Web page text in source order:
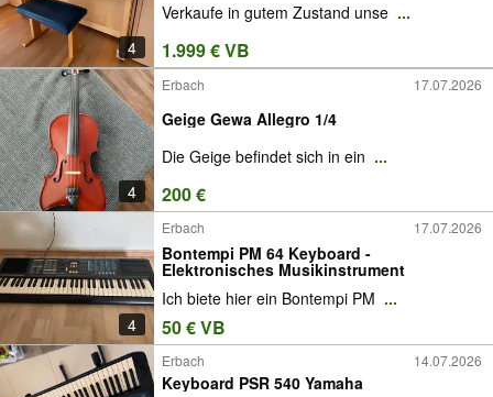
4
Verkaufe in gutem Zustand unse ...
1.999 € VB
4
Erbach 17.07.2026
Geige Gewa Allegro 1/4
Die Geige befindet sich in ein ...
200 €
4
Erbach 17.07.2026
Bontempi PM 64 Keyboard -
Elektronisches Musikinstrument
Ich biete hier ein Bontempi PM ...
50 € VB
Erbach 14.07.2026
Keyboard PSR 540 Yamaha